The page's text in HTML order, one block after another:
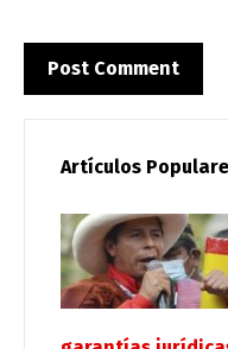
Artículos